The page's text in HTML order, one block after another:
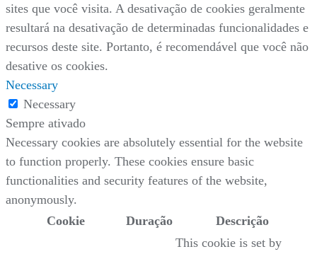
sites que você visita. A desativação de cookies geralmente
resultará na desativação de determinadas funcionalidades e
recursos deste site. Portanto, é recomendável que você não
desative os cookies.
Necessary
Necessary
Sempre ativado
Necessary cookies are absolutely essential for the website
to function properly. These cookies ensure basic
functionalities and security features of the website,
anonymously.
Cookie
Duração Descrição
This cookie is set by